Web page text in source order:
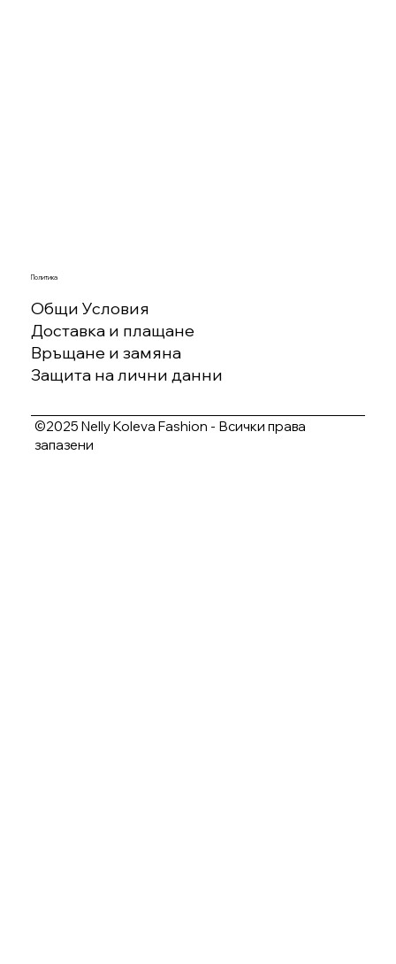
Политика
Общи Условия
Доставка и плащане
Връщане и замяна
Защита на лични данни
©2025 Nelly Koleva Fashion - Всички права
запазени